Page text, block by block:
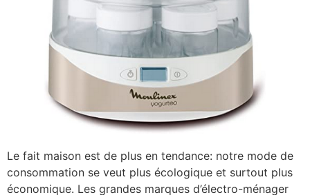
Le fait maison est de plus en tendance: notre mode de
consommation se veut plus écologique et surtout plus
économique. Les grandes marques d’électro-ménager